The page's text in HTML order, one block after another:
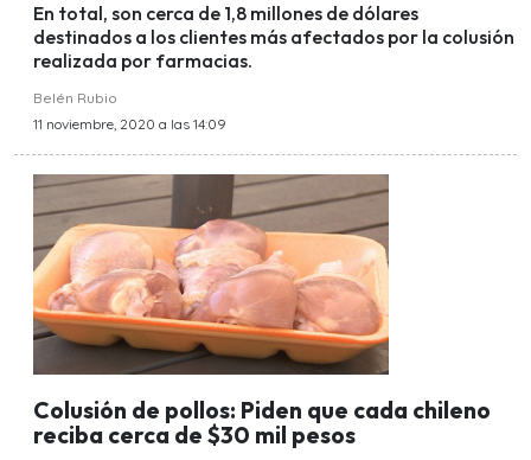
En total, son cerca de 1,8 millones de dólares
destinados a los clientes más afectados por la colusión
realizada por farmacias.
Belén Rubio
11 noviembre, 2020 a las 14:09
Colusión de pollos: Piden que cada chileno
reciba cerca de $30 mil pesos